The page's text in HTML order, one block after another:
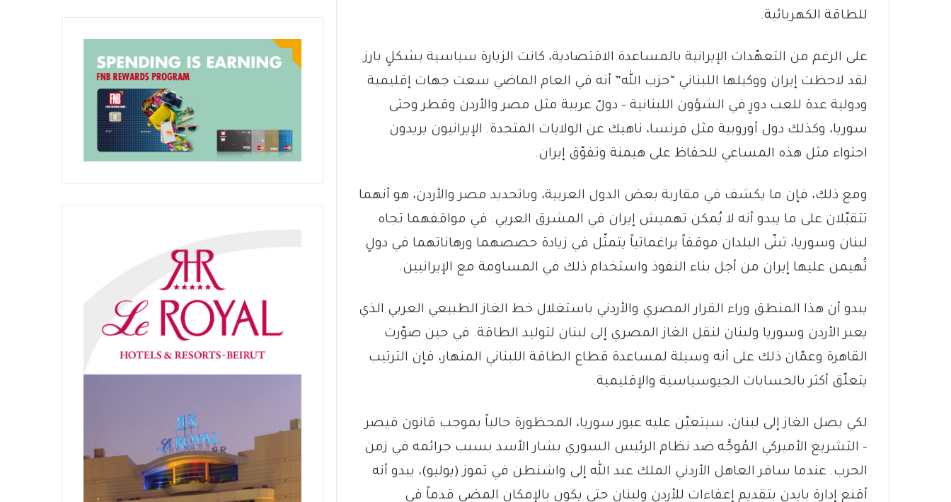
للطاقة الكهربائية.
على الرغم من التعهّدات الإيرانية بالمساعدة الاقتصادية، كانت الزيارة سياسية بشكلٍ بارز.
لقد لاحظت إيران ووكيلها اللبناني “حزب الله” أنه في العام الماضي سعت جهات إقليمية
ودولية عدة للعب دورٍ في الشؤون اللبنانية – دولٌ عربية مثل مصر والأردن وقطر وحتى
سوريا، وكذلك دول أوروبية مثل فرنسا، ناهيك عن الولايات المتحدة. الإيرانيون يريدون
احتواء مثل هذه المساعي للحفاظ على هيمنة وتفوّق إيران.
ومع ذلك، فإن ما يكشف في مقاربة بعض الدول العربية، وباتحديد مصر والأردن، هو أنهما
تتقبّلان على ما يبدو أنه لا يُمكن تهميش إيران في المشرق العربي. في مواقفهما تجاه
لبنان وسوريا، تبنّى البلدان موقفاً براغماتياً يتمثّل في زيادة حصصهما ورهاناتهما في دولٍ
تُهيمن عليها إيران من أجل بناء النفوذ واستخدام ذلك في المساومة مع الإيرانيين.
يبدو أن هذا المنطق وراء القرار المصري والأردني باستغلال خط الغاز الطبيعي العربي الذي
يعبر الأردن وسوريا ولبنان لنقل الغاز المصري إلى لبنان لتوليد الطاقة. في حين صوّرت
القاهرة وعمّان ذلك على أنه وسيلة لمساعدة قطاع الطاقة اللبناني المنهار، فإن الترتيب
يتعلّق أكثر بالحسابات الجيوسياسية والإقليمية.
لكي يصل الغاز إلى لبنان، سيتعيّن عليه عبور سوريا، المحظورة حالياً بموجب قانون قيصر
– التشريع الأميركي المُوجَّه ضد نظام الرئيس السوري بشار الأسد بسبب جرائمه في زمن
الحرب. عندما سافر العاهل الأردني الملك عبد الله إلى واشنطن في تموز (يوليو)، يبدو أنه
أقنع إدارة بايدن بتقديم إعفاءات للأردن ولبنان حتى يكون بالإمكان المضي قدماً في